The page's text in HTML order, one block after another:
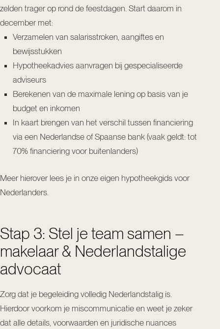
zelden trager op rond de feestdagen. Start daarom in
december met:
Verzamelen van salarisstroken, aangiftes en
bewijsstukken
Hypotheekadvies aanvragen bij gespecialiseerde
adviseurs
Berekenen van de maximale lening op basis van je
budget en inkomen
In kaart brengen van het verschil tussen financiering
via een Nederlandse of Spaanse bank (vaak geldt: tot
70% financiering voor buitenlanders)
Meer hierover lees je in onze eigen hypotheekgids voor
Nederlanders
Stap 3: Stel je team samen –
makelaar & Nederlandstalige
advocaat
Zorg dat je begeleiding volledig Nederlandstalig is.
Hierdoor voorkom je miscommunicatie en weet je zeker
dat alle details, voorwaarden en juridische nuances